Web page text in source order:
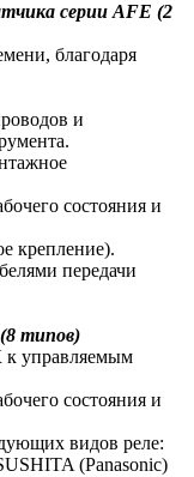
серии AFE (2
благодаря
и
состояния и
крепление).
передачи
типов)
управляемым
состояния и
видов реле:
(Panasonic)